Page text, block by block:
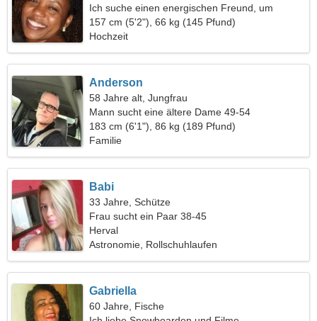
Ich suche einen energischen Freund, um
zusammen zu wandern
157 cm (5'2"), 66 kg (145 Pfund)
Hochzeit
Anderson
58 Jahre alt, Jungfrau
Mann sucht eine ältere Dame 49-54
183 cm (6'1"), 86 kg (189 Pfund)
Familie
Babi
33 Jahre, Schütze
Frau sucht ein Paar 38-45
Herval
Astronomie, Rollschuhlaufen
Gabriella
60 Jahre, Fische